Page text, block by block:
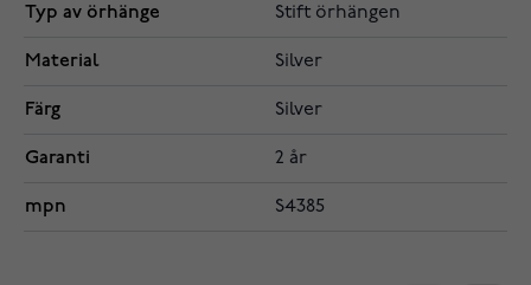
Typ av örhänge Stift örhängen
Material Silver
Färg Silver
Garanti 2 år
mpn S4385